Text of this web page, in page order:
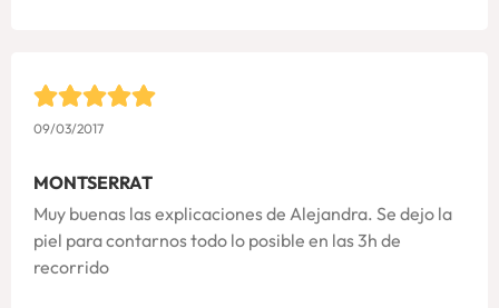
09/03/2017
MONTSERRAT
Muy buenas las explicaciones de Alejandra. Se dejo la
piel para contarnos todo lo posible en las 3h de
recorrido